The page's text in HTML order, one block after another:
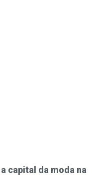
capital da moda na